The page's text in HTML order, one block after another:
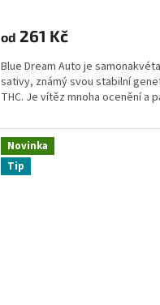
je
z
5
hvězdiček.
od 261 Kč
Blue Dream Auto je
sativy, známý svou stabilní
THC. Je vítěz mnoha ocenění a
Novinka
Tip